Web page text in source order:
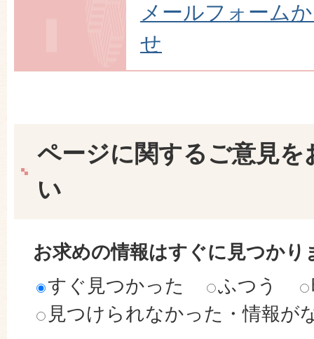
メールフォーム
せ
ページに関するご意見を
い
お求めの情報はすぐに見つかり
すぐ見つかった
ふつう
見つけられなかった・情報が